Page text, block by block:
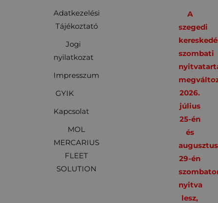
Adatkezelési
Tájékoztató
Jogi
nyilatkozat
Impresszum
GYIK
Kapcsolat
MOL
MERCARIUS
FLEET
SOLUTION
A
szegedi
szombati
2026.
július
25-én
és
augusztus
29-én
nyitva
lesz,